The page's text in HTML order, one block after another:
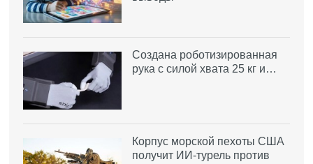
Создана роботизированная
рука с силой хвата 25 кг и…
Корпус морской пехоты США
получит ИИ-турель против